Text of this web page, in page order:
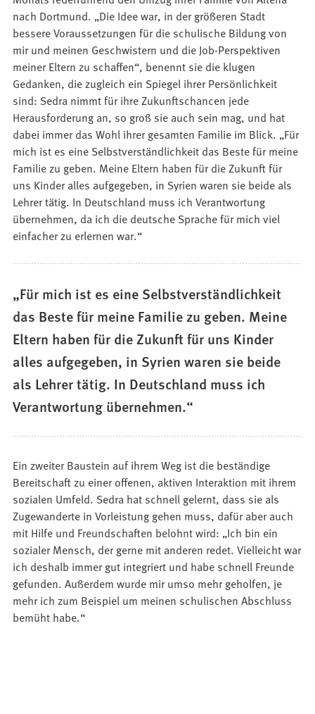
nach Dortmund. „Die Idee war, in der größeren Stadt
bessere Voraussetzungen für die schulische Bildung von
mir und meinen Geschwistern und die Job-Perspektiven
meiner Eltern zu schaffen“, benennt sie die klugen
Gedanken, die zugleich ein Spiegel ihrer Persönlichkeit
sind: Sedra nimmt für ihre Zukunftschancen jede
Herausforderung an, so groß sie auch sein mag, und hat
dabei immer das Wohl ihrer gesamten Familie im Blick. „Für
mich ist es eine Selbstverständlichkeit das Beste für meine
Familie zu geben. Meine Eltern haben für die Zukunft für
uns Kinder alles aufgegeben, in Syrien waren sie beide als
Lehrer tätig. In Deutschland muss ich Verantwortung
übernehmen, da ich die deutsche Sprache für mich viel
einfacher zu erlernen war.“
„Für mich ist es eine Selbstverständlichkeit
das Beste für meine Familie zu geben. Meine
Eltern haben für die Zukunft für uns Kinder
alles aufgegeben, in Syrien waren sie beide
als Lehrer tätig. In Deutschland muss ich
Verantwortung übernehmen.“
Ein zweiter Baustein auf ihrem Weg ist die beständige
Bereitschaft zu einer offenen, aktiven Interaktion mit ihrem
sozialen Umfeld. Sedra hat schnell gelernt, dass sie als
Zugewanderte in Vorleistung gehen muss, dafür aber auch
mit Hilfe und Freundschaften belohnt wird: „Ich bin ein
sozialer Mensch, der gerne mit anderen redet. Vielleicht war
ich deshalb immer gut integriert und habe schnell Freunde
gefunden. Außerdem wurde mir umso mehr geholfen, je
mehr ich zum Beispiel um meinen schulischen Abschluss
bemüht habe.“